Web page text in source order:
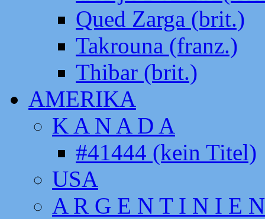
Qued Zarga (brit.)
Takrouna (franz.)
Thibar (brit.)
AMERIKA
K A N A D A
#41444 (kein Titel)
USA
A R G E N T I N I E N